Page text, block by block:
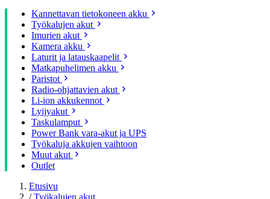
Kannettavan tietokoneen akku
Työkalujen akut
Imurien akut
Kamera akku
Laturit ja latauskaapelit
Matkapuhelimen akku
Paristot
Radio-ohjattavien akut
Li-ion akkukennot
Lyijyakut
Taskulamput
Power Bank vara-akut ja UPS
Työkaluja akkujen vaihtoon
Muut akut
Outlet
Etusivu
/ Työkalujen akut